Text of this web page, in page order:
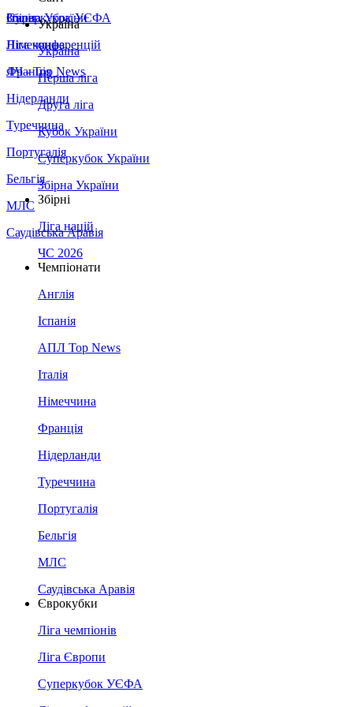
Збірна України
Італія
Німеччина
Франція
Нідерланди
Туреччина
Португалія
Бельгія
МЛС
Саудівська Аравія
Суперкубок УЄФА
Ліга конференцій
ЛЧ - Top News
Україна
Україна
Перша ліга
Друга ліга
Кубок України
Суперкубок України
Збірна України
Збірні
Ліга націй
ЧС 2026
Чемпіонати
Англія
Іспанія
АПЛ Top News
Італія
Німеччина
Франція
Нідерланди
Туреччина
Португалія
Бельгія
МЛС
Саудівська Аравія
Єврокубки
Ліга чемпіонів
Ліга Європи
Суперкубок УЄФА